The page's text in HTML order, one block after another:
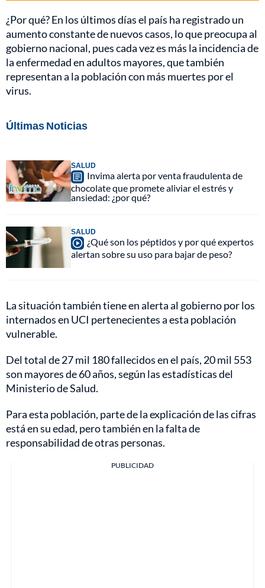
¿Por qué? En los últimos días el país ha registrado un
aumento constante de nuevos casos, lo que preocupa al
gobierno nacional, pues cada vez es más la incidencia de
la enfermedad en adultos mayores, que también
representan a la población con más muertes por el
virus.
Últimas Noticias
SALUD
Invima alerta por venta fraudulenta de
chocolate que promete aliviar el estrés y
ansiedad: ¿por qué?
SALUD
¿Qué son los péptidos y por qué expertos
alertan sobre su uso para bajar de peso?
La situación también tiene en alerta al gobierno por los
internados en UCI pertenecientes a esta población
vulnerable.
Del total de 27 mil 180 fallecidos en el país, 20 mil 553
son mayores de 60 años, según las estadísticas del
Ministerio de Salud.
Para esta población, parte de la explicación de las cifras
está en su edad, pero también en la falta de
responsabilidad de otras personas.
PUBLICIDAD